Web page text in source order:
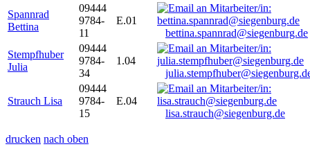
Spannrad
Bettina
09444
9784-
11
E.01
bettina.spannrad@siegenburg.de
Stempfhuber
Julia
09444
9784-
34
1.04
Strauch Lisa
09444
9784-
15
E.04
lisa.strauch@siegenburg.de
drucken nach oben